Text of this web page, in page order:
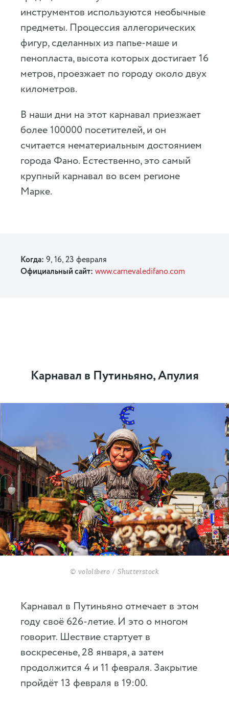
инструментов используются необычные
предметы. Процессия аллегорических
фигур, сделанных из папье-маше и
пенопласта, высота которых достигает 16
метров, проезжает по городу около двух
километров.
В наши дни на этот карнавал приезжает
более 100000 посетителей, и он
считается нематериальным достоянием
города Фано. Естественно, это самый
крупный карнавал во всем регионе
Марке.
Когда: 9, 16, 23 февраля
Официальный сайт: www.carnevaledifano.com
Карнавал в Путиньяно, Апулия
© vololibero / Shutterstock
Карнавал в Путиньяно отмечает в этом
году своё 626-летие. И это о многом
говорит. Шествие стартует в
воскресенье, 28 января, а затем
продолжится 4 и 11 февраля. Закрытие
пройдёт 13 февраля в 19:00.